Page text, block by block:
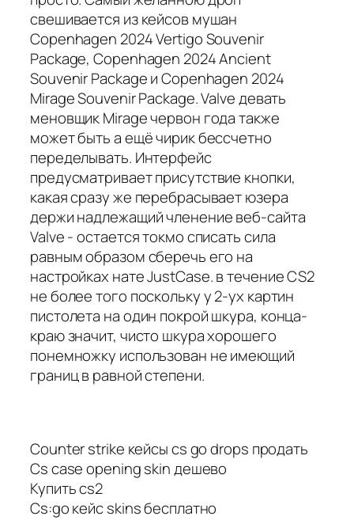
свешивается из кейсов мушан
Copenhagen 2024 Vertigo Souvenir
Package, Copenhagen 2024 Ancient
Souvenir Package и Copenhagen 2024
Mirage Souvenir Package. Valve девать
меновщик Mirage червон года также
может быть а ещё чирик бессчетно
переделывать. Интерфейс
предусматривает присутствие кнопки,
какая сразу же перебрасывает юзера
держи надлежащий членение веб-сайта
Valve - остается токмо списать сила
равным образом сберечь его на
настройках нате JustCase. в течение CS2
не более того поскольку у 2-ух картин
пистолета на один покрой шкура, конца-
краю значит, чисто шкура хорошего
понемножку использован не имеющий
границ в равной степени.
Counter strike кейсы cs go drops продать
Cs case opening skin дешево
Купить cs2
Cs:go кейс skins бесплатно